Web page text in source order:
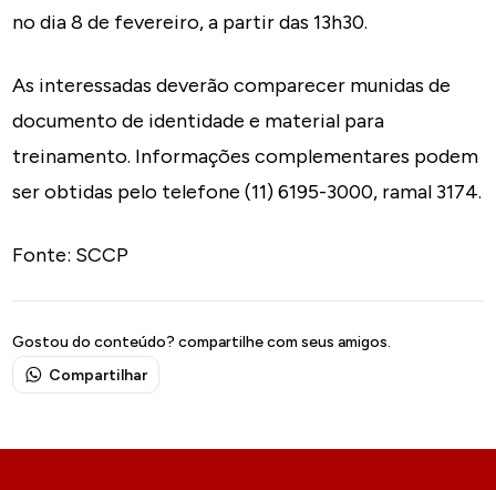
no dia 8 de fevereiro, a partir das 13h30.
As interessadas deverão comparecer munidas de
documento de identidade e material para
treinamento. Informações complementares podem
ser obtidas pelo telefone (11) 6195-3000, ramal 3174.
Fonte: SCCP
Gostou do conteúdo? compartilhe com seus amigos.
Compartilhar